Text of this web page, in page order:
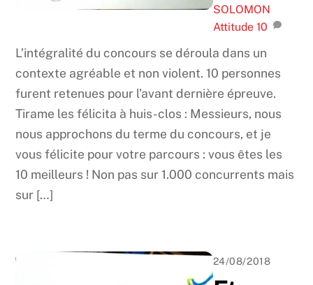
SOLOMON
Attitude 10
L’intégralité du concours se déroula dans un
contexte agréable et non violent. 10 personnes
furent retenues pour l’avant dernière épreuve.
Tirame les félicita à huis-clos : Messieurs, nous
nous approchons du terme du concours, et je
vous félicite pour votre parcours : vous êtes les
10 meilleurs ! Non pas sur 1.000 concurrents mais
sur […]
24/08/2018